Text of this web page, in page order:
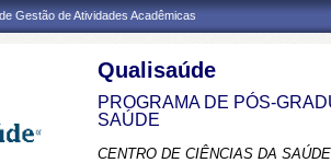
Gestão de Atividades Acadêmicas
Qualisaúde
PROGRAMA DE PÓS-
SAÚDE
CENTRO DE CIÊNCIAS DA SAÚDE